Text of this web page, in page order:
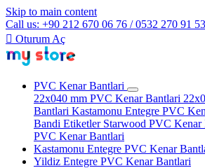
Skip to main content
Call us: +90 212 670 06 76 / 0532 270 91 53
 Oturum Aç
PVC Kenar Bantlari
22x040 mm PVC Kenar Bantlari
Bantlari Kastamonu Entegre PVC
Bandi Etiketler Starwood PVC Kenar
PVC Kenar Bantlari
Kastamonu Entegre PVC Kenar
Yildiz Entegre PVC Kenar Bantlari